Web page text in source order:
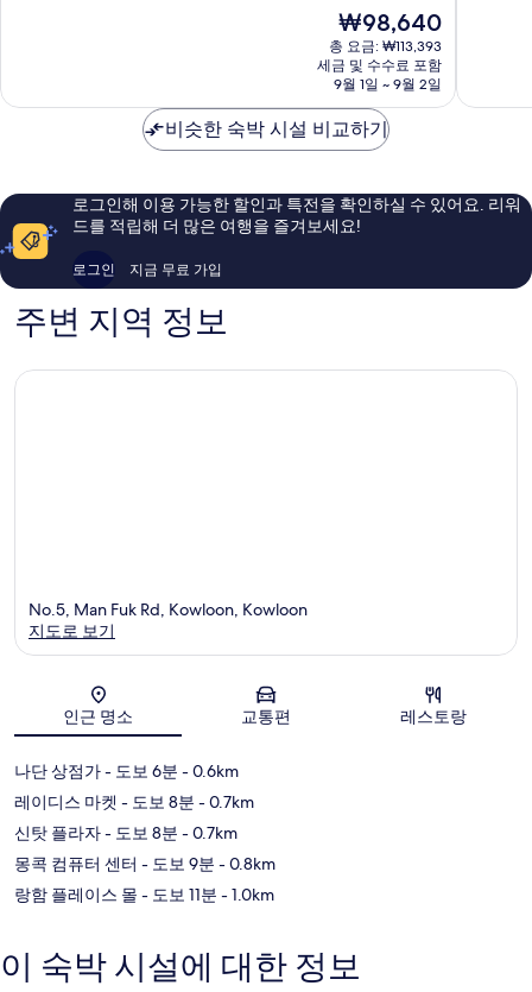
시
우
이
용
후
기
1,105
개
현
재
요
금
₩98,640
₩98,640
총 요금: ₩113,393
세금 및 수수료 포함
9월 1일 ~ 9월 2일
우
요,
비슷한 숙박 시설 비교하기
로그인해 이용 가능한 할인과 특전을 확인하실 수 있어요. 리워
드를 적립해 더 많은 여행을 즐겨보세요!
로그인 지금 무료 가입
주변 지역 정보
지도
No.5, Man Fuk Rd, Kowloon, Kowloon
지도로 보기
인근 명소 교통편 레스토랑
나단 상점가- 도보 6분 - 0.6km
레이디스 마켓 - 도보 8분 - 0.7km
신탓 플라자- 도보 8분 - 0.7km
몽콕 컴퓨터 센터 - 도보 9분 - 0.8km
랑함 플레이스 몰 - 도보 11분 - 1.0km
이 숙박 시설에 대한 정보